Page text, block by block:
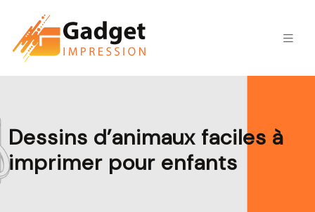
Dessins d’animaux faciles à
imprimer pour enfants